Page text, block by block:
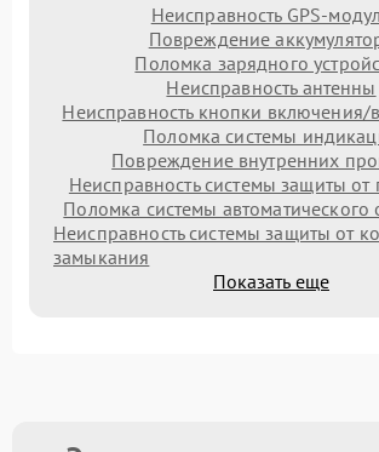
Неисправность GPS-
Повреждение
Поломка зарядного
Неисправность антенны
Неисправность кнопки
Поломка системы
Повреждение внутренних
Неисправность системы защиты от
Поломка системы автоматического
Неисправность системы защиты от
замыкания
Показать еще